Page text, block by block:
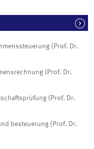
(Prof. Dr.
(Prof. Dr.
(Prof. Dr.
besteuerung (Prof. Dr.